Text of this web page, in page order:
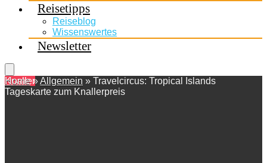
Reisetipps
Reiseblog
Wissenswertes
Newsletter
Knaller
Home»Allgemein » Travelcircus: Tropical Islands
Tageskarte zum Knallerpreis